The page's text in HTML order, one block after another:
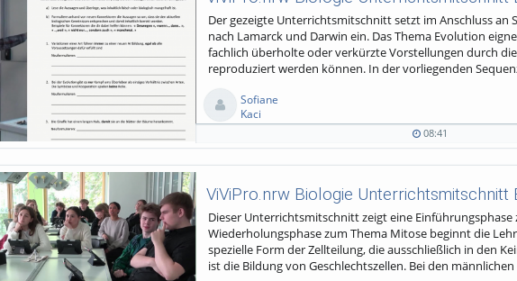
Der gezeigte Unterrichtsmitschnitt setzt im Anschluss
nach Lamarck und Darwin ein. Das Thema Evolution
fachlich überholte oder verkürzte Vorstellungen durch
reproduziert werden können. In der vorliegenden
Sofiane
Kaci
08:41
08:41
132
0
0
ViViPro.nrw Biologie Unterrichtsmitschnitt
Dieser Unterrichtsmitschnitt zeigt eine
Wiederholungsphase zum Thema Mitose beginnt die
spezielle Form der Zellteilung, die ausschließlich in den
ist die Bildung von Geschlechtszellen. Bei den